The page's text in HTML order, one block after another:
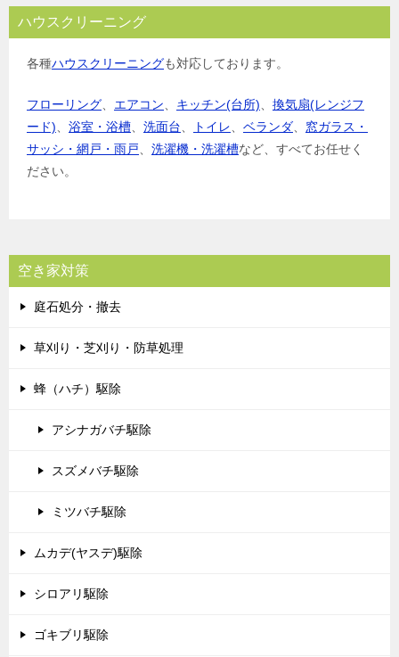
ハウスクリーニング
各種ハウスクリーニングも対応しております。
フローリング エアコン キッチン(台所)
換気扇(レンジフ
ード)
浴室・浴槽 洗面台 トイレ ベランダ
窓ガラス・
サッシ・網戸・雨戸
洗濯機・洗濯槽など、すべてお任せく
ださい。
空き家対策
庭石処分・撤去
草刈り・芝刈り・防草処理
蜂（ハチ）駆除
アシナガバチ駆除
スズメバチ駆除
ミツバチ駆除
ムカデ(ヤスデ)駆除
シロアリ駆除
ゴキブリ駆除